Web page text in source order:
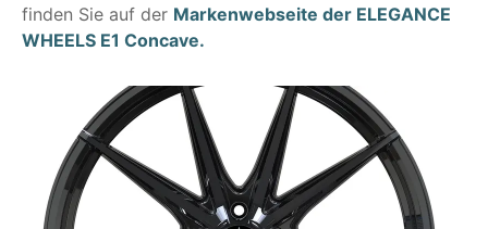
finden Sie auf der Markenwebseite der ELEGANCE
WHEELS E1 Concave.